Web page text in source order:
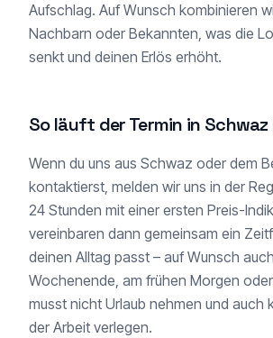
Aufschlag. Auf Wunsch kombinieren
Nachbarn oder Bekannten, was die
senkt und deinen Erlös erhöht.
So läuft der Termin in
Wenn du uns aus Schwaz oder dem
kontaktierst, melden wir uns in der
24 Stunden mit einer ersten Preis-
vereinbaren dann gemeinsam ein
deinen Alltag passt – auf Wunsch
Wochenende, am frühen Morgen
musst nicht Urlaub nehmen und auch
der Arbeit verlegen.